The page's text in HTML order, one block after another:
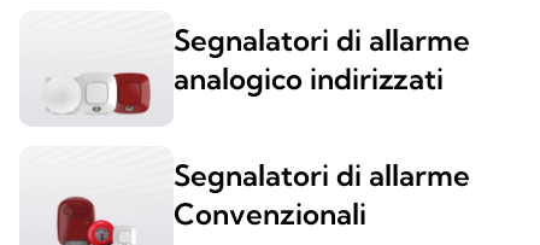
Segnalatori di allarme
analogico indirizzati
Segnalatori di allarme
Convenzionali